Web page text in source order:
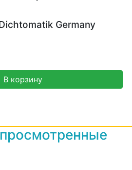
Germany
В корзину